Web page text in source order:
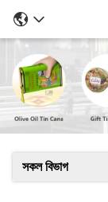
সকল বিভাগ